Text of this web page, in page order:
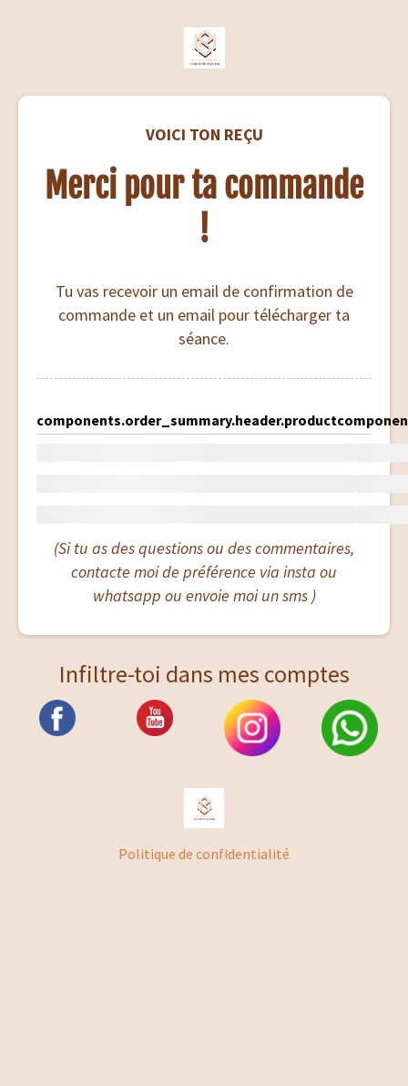
VOICI TON REÇU
Merci pour ta commande
!
Tu vas recevoir un email de confirmation de
commande et un email pour télécharger ta
séance.
components.order_summary.header.product
(Si tu as des questions ou des commentaires,
contacte moi de préférence via insta ou
whatsapp ou envoie moi un sms )
Infiltre-toi dans mes comptes
Politique de confidentialité